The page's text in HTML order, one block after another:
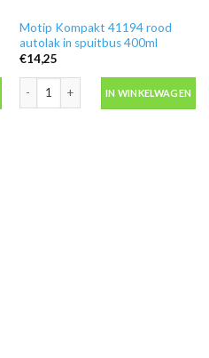
2023 versie K4016 aantal
Motip Kompakt 41194 rood
autolak in spuitbus 400ml
€14,25
Motip Kompakt 41194 rood autolak
IN WINKELWAGEN